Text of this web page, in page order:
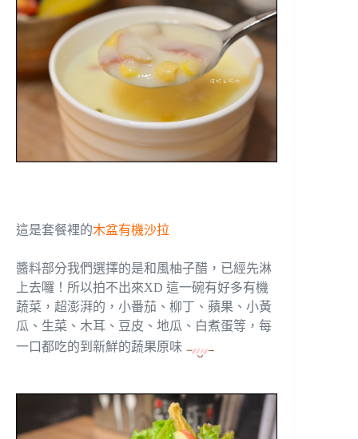
這是套餐裡的木盆有機沙拉
醬料部分我們選擇的是和風柚子醋，已經先淋
上去囉！所以拍不出來XD 這一碗有好多有機
蔬菜，超澎湃的，小番茄、柳丁、蘋果、小黃
瓜、生菜、木耳、豆皮、地瓜、白煮蛋等，每
一口都吃的到新鮮的蔬果原味